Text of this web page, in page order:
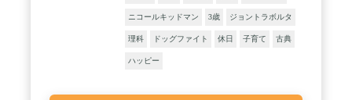
ニコールキッドマン 3歳 ジョントラボルタ
理科 ドッグファイト 休日 子育て 古典
ハッピー